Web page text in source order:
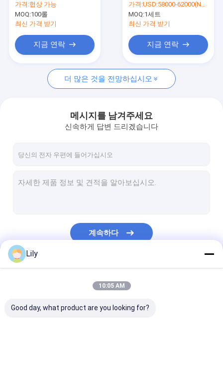
저희와 연락
뉴스
기계를 만드는 PET 스트랩
PP 스트랩 밴드 압출 라인
스트랩을 패키징하는 PET
포장 테이프 인쇄 기계
폴리프로필렌 스트래핑
가격:협상 가능
MOQ:100롤
최신 가격 받기
지금 연락
특한 냉각 순환 시스템
가격:USD:58000-62000(Negotiable)
MOQ:1세트
최신 가격 받기
지금 연락
더 많은 것을 전망하십시오
메시지를 남겨주세요
신속하게 답변 드리겠습니다
계속하다
Lily
10:05 AM
Good day, what product are you looking for?